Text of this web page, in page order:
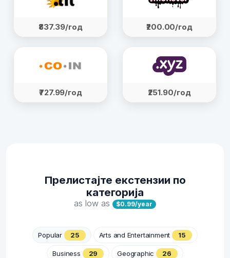
₹837.39/год ₹200.00/год
₹727.99/год ₹251.90/год
Прелистајте екстензии по
категорија
as low as $0.99/year
Popular 25 Arts and Entertainment 15
Business 29 Geographic 26